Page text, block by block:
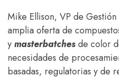
Mike Ellison, VP de
amplia oferta de
ymasterbatchesde color
necesidades de
basadas, regulatorias y de